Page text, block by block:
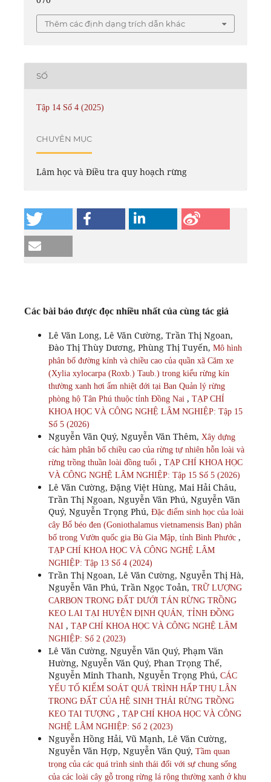
Thêm các định dạng trích dẫn khác
SỐ
Tập 14 Số 4 (2025)
CHUYÊN MỤC
Lâm học và Điều tra quy hoạch rừng
Các bài báo được đọc nhiều nhất của cùng tác giả
Lê Văn Long, Lê Văn Cường, Trần Thị Ngoan,
Đào Thị Thùy Dương, Phùng Thị Tuyến, Mô hình
phân bố đường kính và chiều cao của quần xã Căm xe
(Xylia xylocarpa (Roxb.) Taub.) trong kiểu rừng kín
thường xanh hơi ẩm nhiệt đới tại Ban Quản lý rừng
phòng hộ Tân Phú thuộc tỉnh Đồng Nai , TẠP CHÍ
KHOA HỌC VÀ CÔNG NGHỆ LÂM NGHIỆP: Tập 15
Số 5 (2026)
Nguyễn Văn Quý, Nguyễn Văn Thêm, Xây dựng
các hàm phân bố chiều cao của rừng tự nhiên hỗn loài và
rừng trồng thuần loài đồng tuổi , TẠP CHÍ KHOA HỌC
VÀ CÔNG NGHỆ LÂM NGHIỆP: Tập 15 Số 5 (2026)
Lê Văn Cường, Đặng Việt Hùng, Mai Hải Châu,
Trần Thị Ngoan, Nguyễn Văn Phú, Nguyễn Văn
Quý, Nguyễn Trọng Phú, Đặc điểm sinh học của loài
cây Bổ béo đen (Goniothalamus vietnamensis Ban) phân
bố trong Vườn quốc gia Bù Gia Mập, tỉnh Bình Phước ,
TẠP CHÍ KHOA HỌC VÀ CÔNG NGHỆ LÂM
NGHIỆP: Tập 13 Số 4 (2024)
Trần Thị Ngoan, Lê Văn Cường, Nguyễn Thị Hà,
Nguyễn Văn Phú, Trần Ngọc Toản, TRỮ LƯỢNG
CARBON TRONG ĐẤT DƯỚI TÁN RỪNG TRỒNG
KEO LAI TẠI HUYỆN ĐỊNH QUÁN, TỈNH ĐỒNG
NAI , TẠP CHÍ KHOA HỌC VÀ CÔNG NGHỆ LÂM
NGHIỆP: Số 2 (2023)
Lê Văn Cường, Nguyễn Văn Quý, Phạm Văn
Hường, Nguyễn Văn Quý, Phan Trọng Thế,
Nguyễn Minh Thanh, Nguyễn Trọng Phú, CÁC
YẾU TỐ KIỂM SOÁT QUÁ TRÌNH HẤP THỤ LÂN
TRONG ĐẤT CỦA HỆ SINH THÁI RỪNG TRỒNG
KEO TAI TƯỢNG , TẠP CHÍ KHOA HỌC VÀ CÔNG
NGHỆ LÂM NGHIỆP: Số 2 (2023)
Nguyễn Hồng Hải, Vũ Mạnh, Lê Văn Cường,
Nguyễn Văn Hợp, Nguyễn Văn Quý, Tầm quan
trọng của các quá trình sinh thái đối với sự chung sống
của các loài cây gỗ trong rừng lá rộng thường xanh ở khu